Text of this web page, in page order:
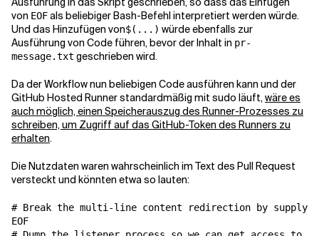
von EOFals beliebiger Bash-Befehl interpretiert werden würde.
Und das Hinzufügen von$(...) würde ebenfalls zur
Ausführung von Code führen, bevor der Inhalt in pr-
message.txt geschrieben wird.
Da der Workflow nun beliebigen Code ausführen kann und der
GitHub Hosted Runner standardmäßig mit sudo läuft,wäre es
auch möglich, einen Speicherauszug des Runner-Prozesses zu
schreiben, um Zugriff auf das GitHub-Token des Runners zu
erhalten.
Die Nutzdaten waren wahrscheinlich im Text des Pull Request
versteckt und könnten etwa so lauten:
# Break the multi-line content redirection by
EOF